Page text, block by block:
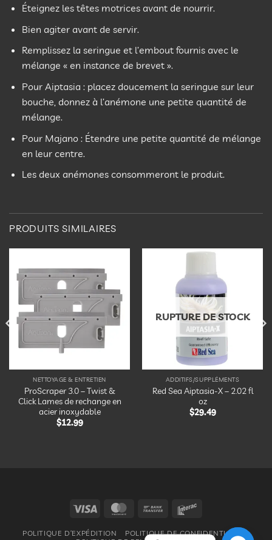
Éteignez les têtes motrices avant de nourrir.
Bien agiter avant de servir.
Remplissez la seringue et l’embout fournis avec le
mélange « en instance de brevet ».
Pour Aiptasia : placez doucement la seringue sur leur
bouche, donnez à l’anémone une petite quantité de
mélange.
Pour Majano : Étendre une petite quantité de mélange
en leur centre.
Les deux anémones consommeront le produit.
PRODUITS SIMILAIRES
Ajouter
à la
liste
d’envies
NETTOYAGE & ENTRETIEN
ProScraper 3.0 – Twist &
Click Lames de rechange en
acier inoxydable
$12.99
RUPTURE DE STOCK
ADDITIFS/SUPPLÉMENTS
Red Sea Aiptasia-X – 2.02 fl
oz
$29.49
Visa MasterCardBank
POLITIQUE D’EXPÉDITION
POLITIQUE DE CONFIDENTIALITÉ